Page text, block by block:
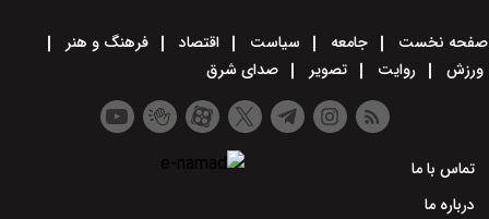
صفحه نخست جامعه سیاست اقتصاد
فرهنگ و هنر
ورزش
روایت تصویر صدای شرق
تماس با ما
درباره ما